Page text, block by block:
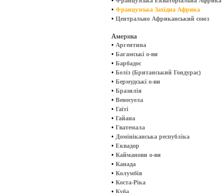
• Французська Західна Африка
• Центрально Африканський союз
Америка
• Аргентина
• Багамські о-ви
• Барбадос
• Беліз (Британський Гондурас)
• Бермудські о-ви
• Бразилія
• Венесуела
• Гаїті
• Гайана
• Гватемала
• Домініканська республіка
• Еквадор
• Кайманови о-ви
• Канада
• Колумбія
• Коста-Ріка
• Куба